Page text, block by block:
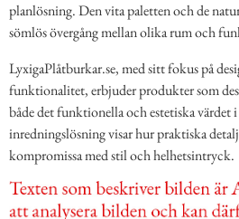
planlösning. Den vita paletten och de
sömlös övergång mellan olika rum och
LyxigaPlåtburkar.se, med sitt fokus på
funktionalitet, erbjuder produkter som
både det funktionella och estetiska värdet
inredningslösning visar hur praktiska
kompromissa med stil och helhetsintryck.